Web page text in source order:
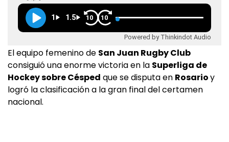
1 1.5 10 10
Powered by Thinkindot Audio
El equipo femenino de San Juan Rugby Club
consiguió una enorme victoria en la Superliga de
Hockey sobre Césped que se disputa en Rosarioy
logró la clasificación a la gran final del certamen
nacional.